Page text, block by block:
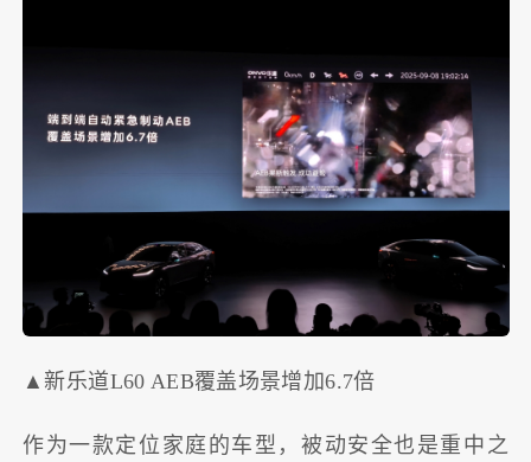
▲新乐道L60 AEB覆盖场景增加6.7倍
作为一款定位家庭的车型，被动安全也是重中之